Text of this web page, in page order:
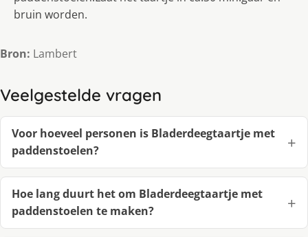
bruin worden.
Bron: Lambert
Veelgestelde vragen
Voor hoeveel personen is Bladerdeegtaartje met
paddenstoelen?
Hoe lang duurt het om Bladerdeegtaartje met
paddenstoelen te maken?